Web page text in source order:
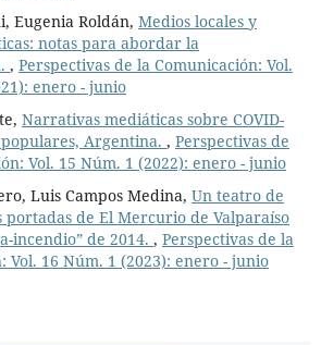
Eugenia Roldán, Medios locales y
notas para abordar la
, Perspectivas de la Comunicación: Vol.
enero - junio
Narrativas mediáticas sobre COVID-
Argentina. , Perspectivas de
Vol. 15 Núm. 1 (2022): enero - junio
Luis Campos Medina, Un teatro de
portadas de El Mercurio de Valparaíso
incendio” de 2014. , Perspectivas de la
Vol. 16 Núm. 1 (2023): enero - junio